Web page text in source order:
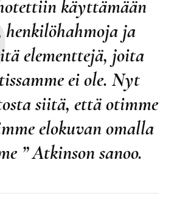
käyttämään
henkilöhahmoja ja
elementtejä, joita
ei ole. Nyt
siitä, että otimme
elokuvan omalla
” Atkinson sanoo.